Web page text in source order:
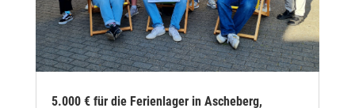
5.000 € für die Ferienlager in Ascheberg,